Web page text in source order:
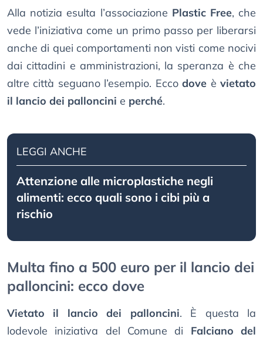
Alla notizia esulta l’associazione Plastic Free, che
vede l’iniziativa come un primo passo per liberarsi
anche di quei comportamenti non visti come nocivi
dai cittadini e amministrazioni, la speranza è che
altre città seguano l’esempio. Eccodove èvietato
il lancio dei palloncini e perché.
LEGGI ANCHE
Attenzione alle microplastiche negli
alimenti: ecco quali sono i cibi più a
rischio
Multa fino a 500 euro per il lancio dei
palloncini: ecco dove
Vietato il lancio dei palloncini. È questa la
lodevole iniziativa del Comune di Falciano del